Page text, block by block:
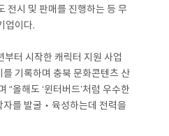
전시 및 판매를 진행하는 등 무
업이다.
터 시작한 캐릭터 지원 사업
기록하며 충북 문화콘텐츠 산
“올해도 ‘윈터버드’처럼 우수한
자를 발굴‧육성하는데 전력을